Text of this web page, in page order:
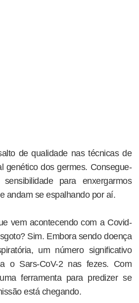
de qualidade nas técnicas de
genético dos germes. Consegue-
para enxergarmos
andam se espalhando por aí.
vem acontecendo com a Covid-
Sim. Embora sendo doença
um número significativo
o Sars-CoV-2 nas fezes. Com
ferramenta para predizer se
está chegando.